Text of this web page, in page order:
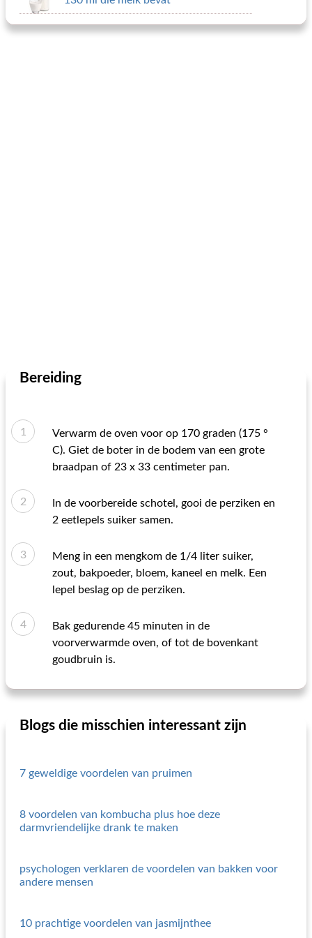
Bereiding
Verwarm de oven voor op 170 graden (175 °
C). Giet de boter in de bodem van een grote
braadpan of 23 x 33 centimeter pan.
In de voorbereide schotel, gooi de perziken en
2 eetlepels suiker samen.
Meng in een mengkom de 1/4 liter suiker,
zout, bakpoeder, bloem, kaneel en melk. Een
lepel beslag op de perziken.
Bak gedurende 45 minuten in de
voorverwarmde oven, of tot de bovenkant
goudbruin is.
Blogs die misschien interessant zijn
7 geweldige voordelen van pruimen
8 voordelen van kombucha plus hoe deze
darmvriendelijke drank te maken
psychologen verklaren de voordelen van bakken voor
andere mensen
10 prachtige voordelen van jasmijnthee